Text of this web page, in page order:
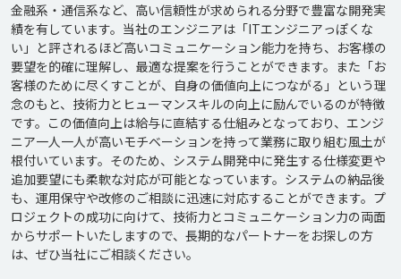
金融系・通信系など、高い信頼性が求められる分野で豊富な開発実
績を有しています。当社のエンジニアは「ITエンジニアっぽくな
い」と評されるほど高いコミュニケーション能力を持ち、お客様の
要望を的確に理解し、最適な提案を行うことができます。また「お
客様のために尽くすことが、自身の価値向上につながる」という理
念のもと、技術力とヒューマンスキルの向上に励んでいるのが特徴
です。この価値向上は給与に直結する仕組みとなっており、エンジ
ニア一人一人が高いモチベーションを持って業務に取り組む風土が
根付いています。そのため、システム開発中に発生する仕様変更や
追加要望にも柔軟な対応が可能となっています。システムの納品後
も、運用保守や改修のご相談に迅速に対応することができます。プ
ロジェクトの成功に向けて、技術力とコミュニケーション力の両面
からサポートいたしますので、長期的なパートナーをお探しの方
は、ぜひ当社にご相談ください。